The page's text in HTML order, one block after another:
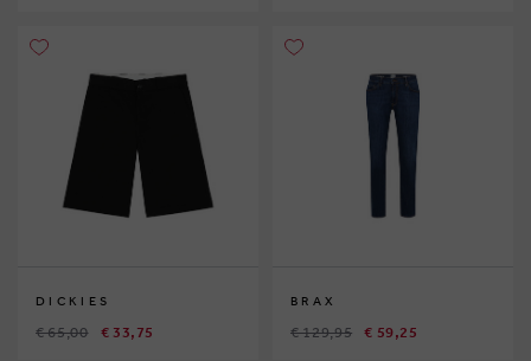
DICKIES
€ 65,00 € 33,75
BRAX
€ 129,95 € 59,25